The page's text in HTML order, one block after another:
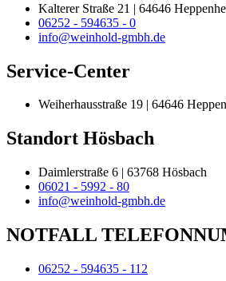
Kalterer Straße 21 | 64646
06252 - 594635 - 0
info@weinhold-gmbh.de
Service-Center
Weiherhausstraße 19 | 64646
Standort Hösbach
Daimlerstraße 6 | 63768 Hösbach
06021 - 5992 - 80
info@weinhold-gmbh.de
NOTFALL
06252 - 594635 - 112